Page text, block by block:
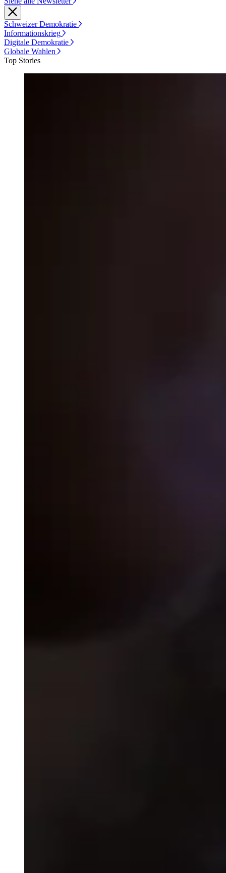
Schweizer Demokratie
Informationskrieg
Digitale Demokratie
Globale Wahlen
Top Stories